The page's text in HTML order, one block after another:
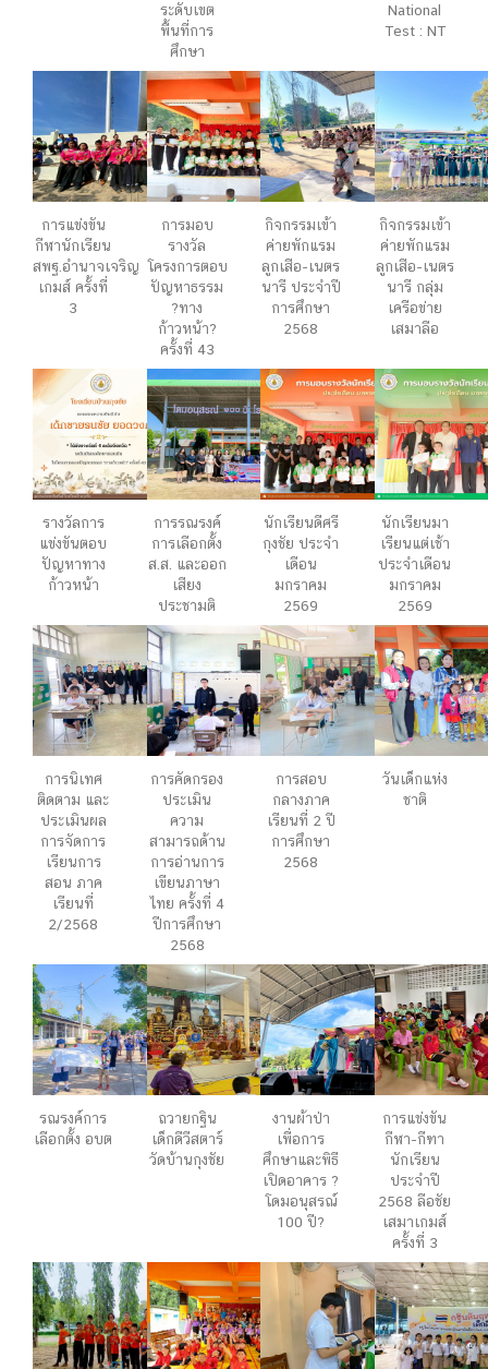
ระดับเขต
พื้นที่การ
ศึกษา
National
Test : NT
การแข่งขัน
กีฬานักเรียน
สพฐ.อำนาจเจริญ
เกมส์ ครั้งที่
3
การมอบ
รางวัล
โครงการตอบ
ปัญหาธรรม
?ทาง
ก้าวหน้า?
ครั้งที่ 43
กิจกรรมเข้า
ค่ายพักแรม
ลูกเสือ-เนตร
นารี ประจำปี
การศึกษา
2568
กิจกรรมเข้า
ค่ายพักแรม
ลูกเสือ-เนตร
นารี กลุ่ม
เครือข่าย
เสมาลือ
รางวัลการ
แข่งขันตอบ
ปัญหาทาง
ก้าวหน้า
การรณรงค์
การเลือกตั้ง
ส.ส. และออก
เสียง
ประชามติ
นักเรียนดีศรี
กุงชัย ประจำ
เดือน
มกราคม
2569
นักเรียนมา
เรียนแต่เช้า
ประจำเดือน
มกราคม
2569
การนิเทศ
ติดตาม และ
ประเมินผล
การจัดการ
เรียนการ
สอน ภาค
เรียนที่
2/2568
การคัดกรอง
ประเมิน
ความ
สามารถด้าน
การอ่านการ
เขียนภาษา
ไทย ครั้งที่ 4
ปีการศึกษา
2568
การสอบ
กลางภาค
เรียนที่ 2 ปี
การศึกษา
2568
วันเด็กแห่ง
ชาติ
รณรงค์การ
เลือกตั้ง อบต
ถวายกฐิน
เด็กดีวีสตาร์
วัดบ้านกุงชัย
งานผ้าป่า
เพื่อการ
ศึกษาและพิธี
เปิดอาคาร ?
โดมอนุสรณ์
100 ปี?
การแข่งขัน
กีฬา-กีฑา
นักเรียน
ประจำปี
2568 ลือชัย
เสมาเกมส์
ครั้งที่ 3